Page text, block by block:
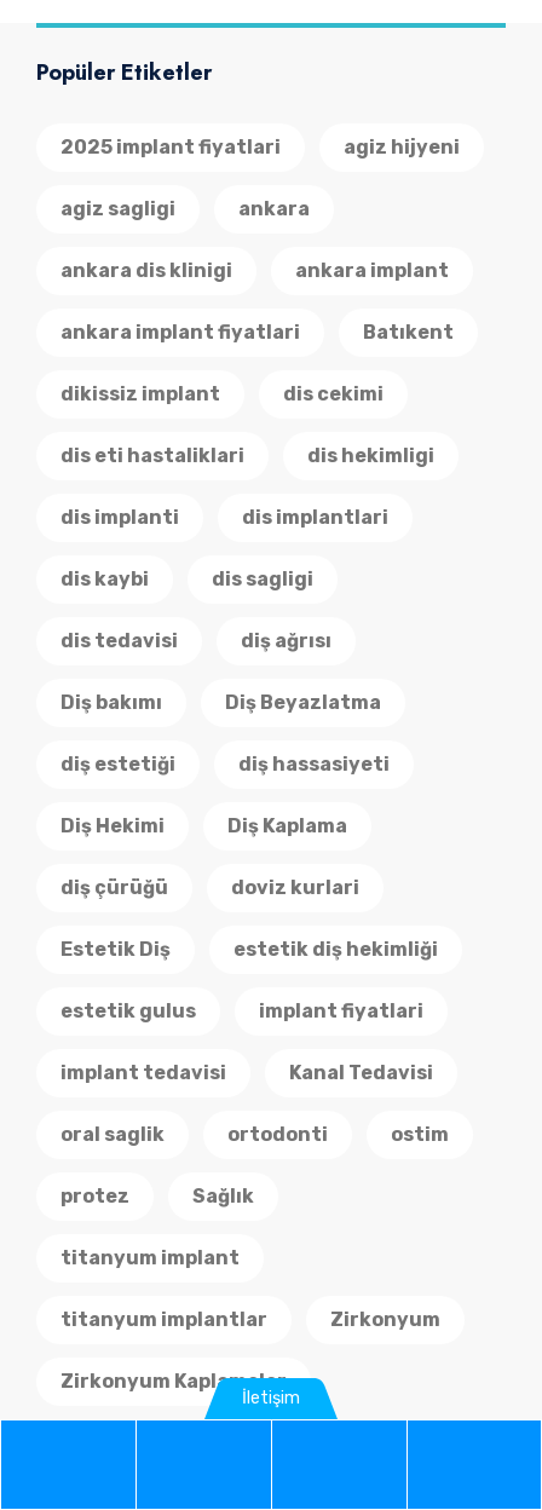
Popüler Etiketler
2025 implant fiyatlari agiz hijyeni
agiz sagligi ankara
ankara dis klinigi ankara implant
ankara implant fiyatlari Batıkent
dikissiz implant dis cekimi
dis eti hastaliklari dis hekimligi
dis implanti dis implantlari
dis kaybi dis sagligi
dis tedavisi diş ağrısı
Diş bakımı Diş Beyazlatma
diş estetiği diş hassasiyeti
Diş Hekimi Diş Kaplama
diş çürüğü doviz kurlari
Estetik Diş estetik diş hekimliği
estetik gulus implant fiyatlari
implant tedavisi Kanal Tedavisi
oral saglik ortodonti ostim
protez Sağlık
titanyum implant
titanyum implantlar Zirkonyum
Zirkonyum Kaplamalar
Çocuk Diş Hekimliği İmplant
İletişim